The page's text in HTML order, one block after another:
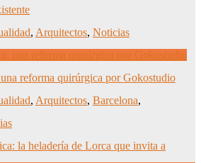
, Arquitectos, Noticias
reforma quirúrgica por Gokostudio
, Arquitectos, Barcelona,